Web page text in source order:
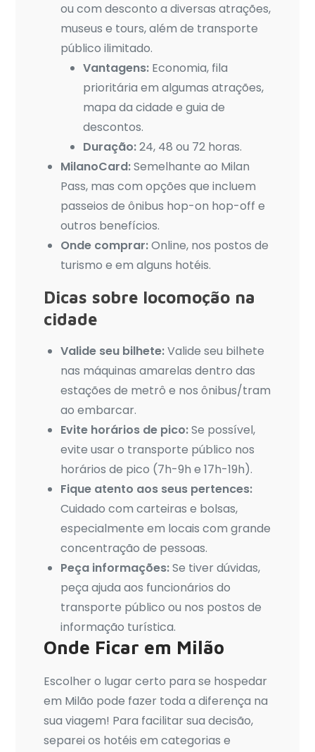
ou com desconto a diversas atrações,
museus e tours, além de transporte
público ilimitado.
Vantagens: Economia, fila
prioritária em algumas atrações,
mapa da cidade e guia de
descontos.
Duração:24, 48 ou 72 horas.
MilanoCard:Semelhante ao Milan
Pass, mas com opções que incluem
passeios de ônibus hop-on hop-off e
outros benefícios.
Onde comprar:Online, nos postos de
turismo e em alguns hotéis.
Dicas sobre locomoção na
cidade
Valide seu bilhete:Valide seu bilhete
nas máquinas amarelas dentro das
estações de metrô e nos ônibus/tram
ao embarcar.
Evite horários de pico:Se possível,
evite usar o transporte público nos
horários de pico (7h-9h e 17h-19h).
Fique atento aos seus pertences:
Cuidado com carteiras e bolsas,
especialmente em locais com grande
concentração de pessoas.
Peça informações:Se tiver dúvidas,
peça ajuda aos funcionários do
transporte público ou nos postos de
informação turística.
Onde Ficar em Milão
Escolher o lugar certo para se hospedar
em Milão pode fazer toda a diferença na
sua viagem! Para facilitar sua decisão,
separei os hotéis em categorias e